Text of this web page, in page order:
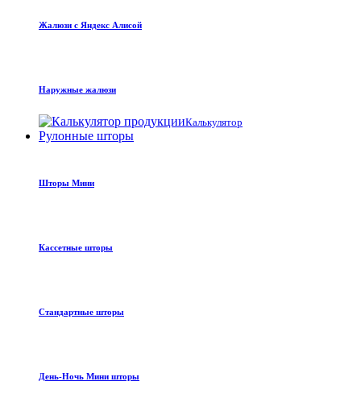
Жалюзи с Яндекс Алисой
Наружные жалюзи
Калькулятор
Рулонные шторы
Шторы Мини
Кассетные шторы
Стандартные шторы
День-Ночь Мини шторы